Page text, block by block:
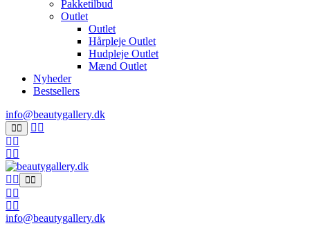
Pakketilbud
Outlet
Outlet
Hårpleje Outlet
Hudpleje Outlet
Mænd Outlet
Nyheder
Bestsellers
info@beautygallery.dk
info@beautygallery.dk